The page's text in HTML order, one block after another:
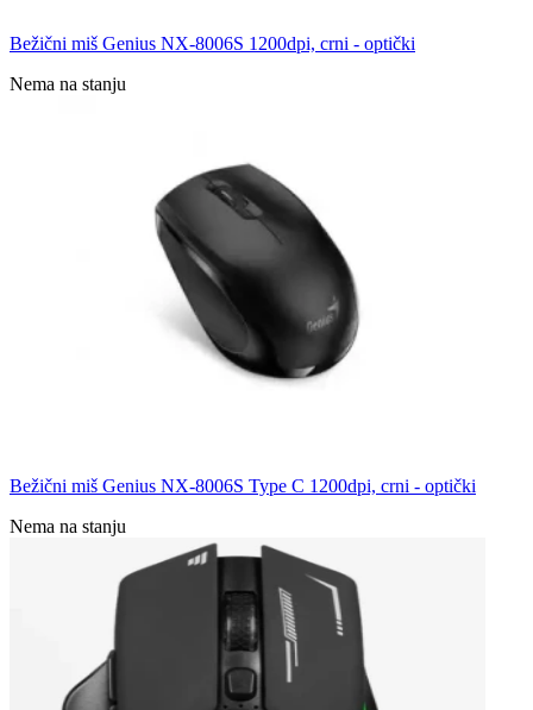
Bežični miš Genius NX-8006S 1200dpi, crni - optički
Nema na stanju
Bežični miš Genius NX-8006S Type C 1200dpi, crni - optički
Nema na stanju